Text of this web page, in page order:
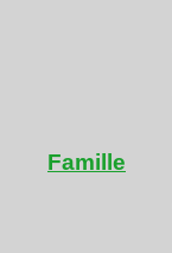
Famille